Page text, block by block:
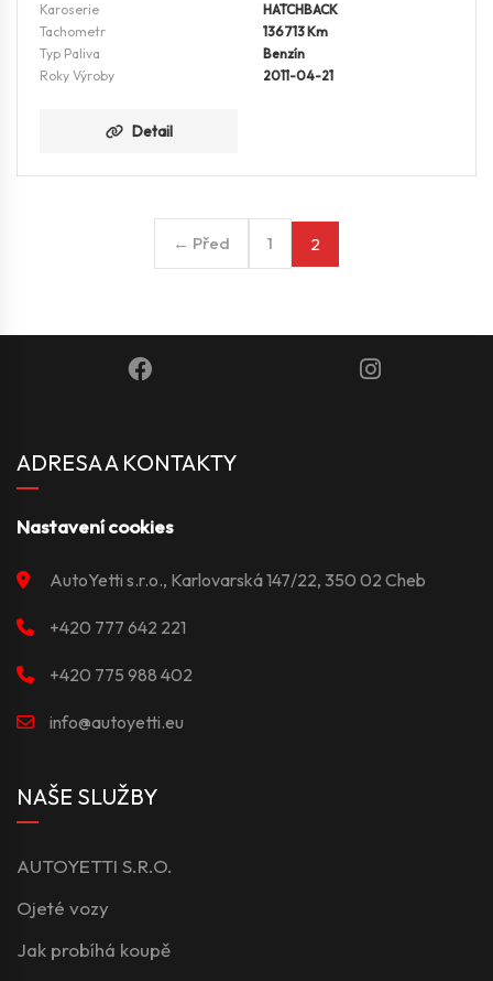
Karoserie
HATCHBACK
Tachometr
136713 Km
Typ Paliva
Benzín
Roky Výroby
2011-04-21
Detail
← Před 1 2
ADRESA A KONTAKTY
Nastavení cookies
AutoYetti s.r.o., Karlovarská 147/22, 350 02 Cheb
+420 777 642 221
+420 775 988 402
info@autoyetti.eu
NAŠE SLUŽBY
AUTOYETTI S.R.O.
Ojeté vozy
Jak probíhá koupě